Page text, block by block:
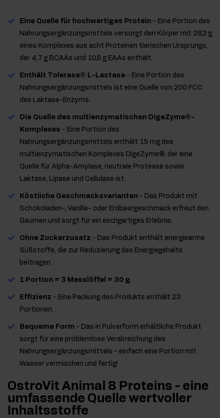
Eine Quelle für hochwertiges Protein - Eine Portion des
Nahrungsergänzungsmittels versorgt den Körper mit 28,3 g
eines Komplexes aus acht Proteinen tierischen Ursprungs,
der 4,7 g BCAAs und 10,8 g EAAs enthält.
Enthält Tolerase® L-Lactase - Eine Portion des
Nahrungsergänzungsmittels ist eine Quelle von 200 FCC
des Laktase-Enzyms.
Die Quelle des multienzymatischen DigeZyme®-
Komplexes - Eine Portion des
Nahrungsergänzungsmittels enthält 15 mg des
multienzymatischen Komplexes DigeZyme®, der eine
Quelle für Alpha-Amylase, neutrale Protease sowie
Laktase, Lipase und Cellulase ist.
Köstliche Geschmacksvarianten - Das Produkt mit
Schokoladen-, Vanille- oder Erdbeergeschmack erfreut den
Gaumen und sorgt für ein einzigartiges Erlebnis.
Ohne Zuckerzusatz - Das Produkt enthält energiearme
Süßstoffe, die zur Reduzierung des Energiegehalts
beitragen.
1 Portion = 3 Messlöffel = 30 g.
Effizienz - Eine Packung des Produkts enthält 23
Portionen.
Bequeme Form - Das in Pulverform erhältliche Produkt
sorgt für eine problemlose Verabreichung des
Nahrungsergänzungsmittels - einfach eine Portion mit
Wasser vermischen und fertig!
OstroVit Animal 8 Proteins - eine
umfassende Quelle wertvoller
Inhaltsstoffe